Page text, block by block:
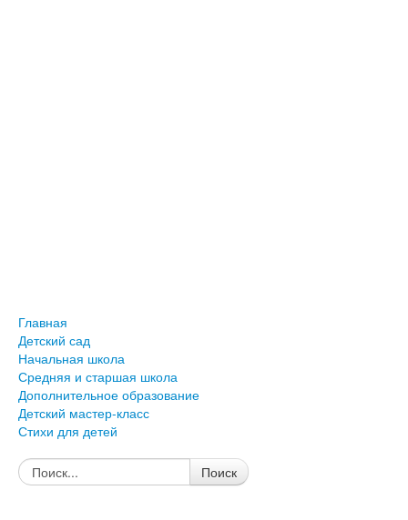
Главная
Детский сад
Начальная школа
Средняя и старшая школа
Дополнительное образование
Детский мастер-класс
Стихи для детей
Поиск